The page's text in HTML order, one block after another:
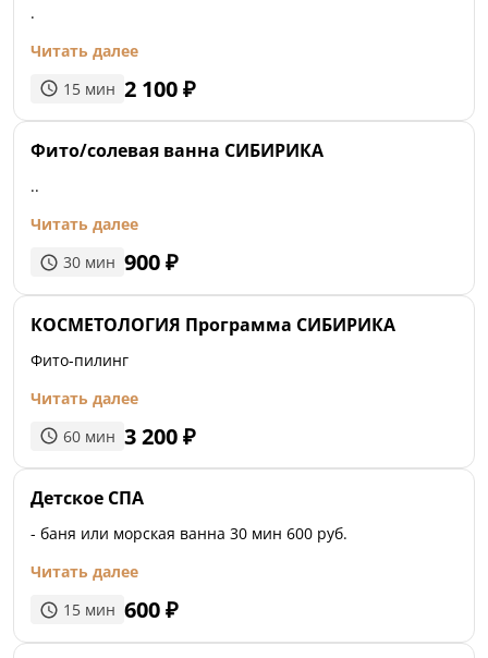
.
Читать далее
15 мин 2 100₽
Фито/солевая ванна СИБИРИКА
..
Читать далее
30 мин 900₽
КОСМЕТОЛОГИЯ Программа СИБИРИКА
Фито-пилинг
Читать далее
60 мин 3 200₽
Детское СПА
- баня или морская ванна 30 мин 600 руб.
Читать далее
15 мин 600₽